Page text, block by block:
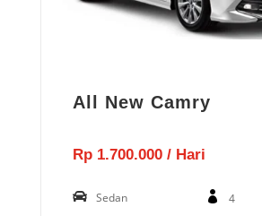
All New Camry
Rp 1.700.000 / Hari
Sedan 4